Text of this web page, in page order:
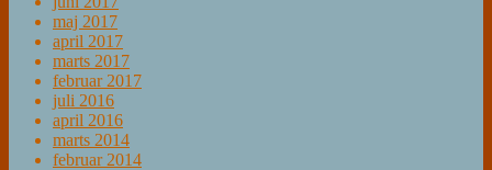
maj 2017
april 2017
marts 2017
februar 2017
juli 2016
april 2016
marts 2014
februar 2014